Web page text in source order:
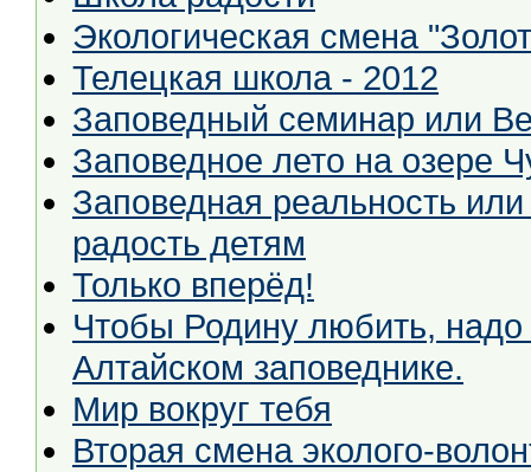
Экологическая смена
Телецкая школа - 2012
Заповедный семинар или
Заповедное лето на озере
Заповедная реальность
радость детям
Только вперёд!
Чтобы Родину любить, надо её знать, или
Алтайском заповеднике.
Мир вокруг тебя
Вторая смена эколого-